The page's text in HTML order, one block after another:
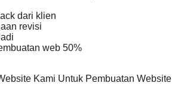
dari klien
revisi
web 50%
Kami Untuk Pembuatan Website